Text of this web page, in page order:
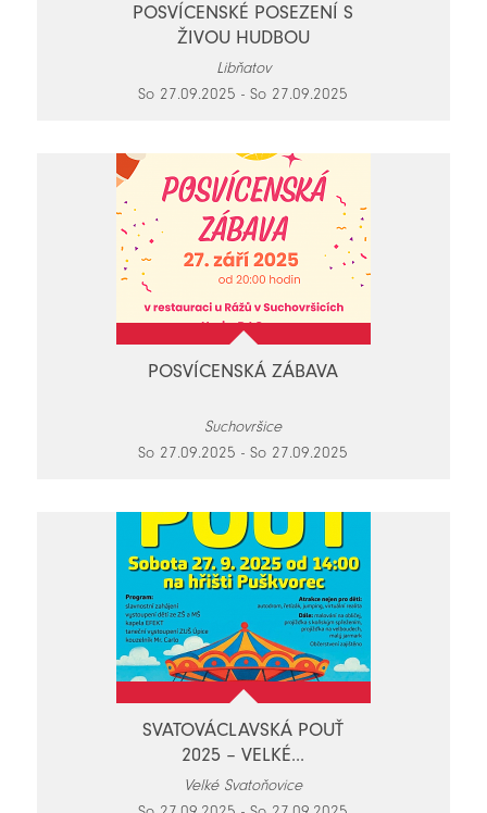
POSVÍCENSKÉ POSEZENÍ S
ŽIVOU HUDBOU
Libňatov
So 27.09.2025 - So 27.09.2025
POSVÍCENSKÁ ZÁBAVA
Suchovršice
So 27.09.2025 - So 27.09.2025
SVATOVÁCLAVSKÁ POUŤ
2025 – VELKÉ...
Velké Svatoňovice